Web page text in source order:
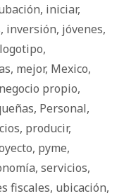
, iniciar,
, inversión, jóvenes,
logotipo,
, mejor, Mexico,
negocio propio,
, Personal,
, producir,
, pyme,
, servicios,
fiscales, ubicación,